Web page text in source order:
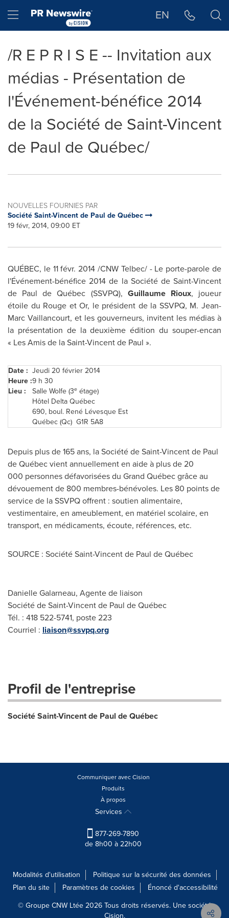
Hamburger menu EN
/R E P R I S E -- Invitation aux
médias - Présentation de
l'Événement-bénéfice 2014
de la Société de Saint-Vincent
de Paul de Québec/
NOUVELLES FOURNIES PAR
Société Saint-Vincent de Paul de Québec
19 févr, 2014, 09:00 ET
QUÉBEC, le 11 févr. 2014 /CNW Telbec/ - Le porte-parole de
l'Événement-bénéfice 2014 de la Société de Saint-Vincent
de Paul de Québec (SSVPQ), Guillaume Rioux, joueur
étoile du Rouge et Or, le président de la SSVPQ, M. Jean-
Marc Vaillancourt, et les gouverneurs, invitent les médias à
la présentation de la deuxième édition du souper-encan
« Les Amis de laSaint-Vincent de Paul ».
Date : Jeudi 20 février 2014
Heure :9 h 30
Lieu :
Salle Wolfe (3e étage)
Hôtel Delta Québec
690, boul. René Lévesque Est
Québec (Qc) G1R 5A8
Depuis plus de 165 ans, la Société deSaint-Vincent de Paul
de Québec vient annuellement en aide à plus de 20
000 personnes défavorisées du Grand Québec grâce au
dévouement de 800 membres-bénévoles. Les 80 points de
service de la SSVPQ offrent : soutien alimentaire,
vestimentaire, en ameublement, en matériel scolaire, en
transport, en médicaments, écoute, références, etc.
SOURCE : Société Saint-Vincent de Paul de Québec
Danielle Galarneau, Agente de liaison
Société de Saint-Vincent de Paul de Québec
Tél. : 418 522-5741, poste 223
Courriel : liaison@ssvpq.org
Profil de l'entreprise
Société Saint-Vincent de Paul de Québec
Communiquer avec Cision
Produits
À propos
Services
877-269-7890
de 8h00 à 22h00
Modalités d'utilisation
Politique sur la sécurité des données
Plan du site
Paramètres de cookies
Énoncé d'accessibilité
© Groupe CNW Ltée 2026 Tous droits réservés. Une société
Cision.